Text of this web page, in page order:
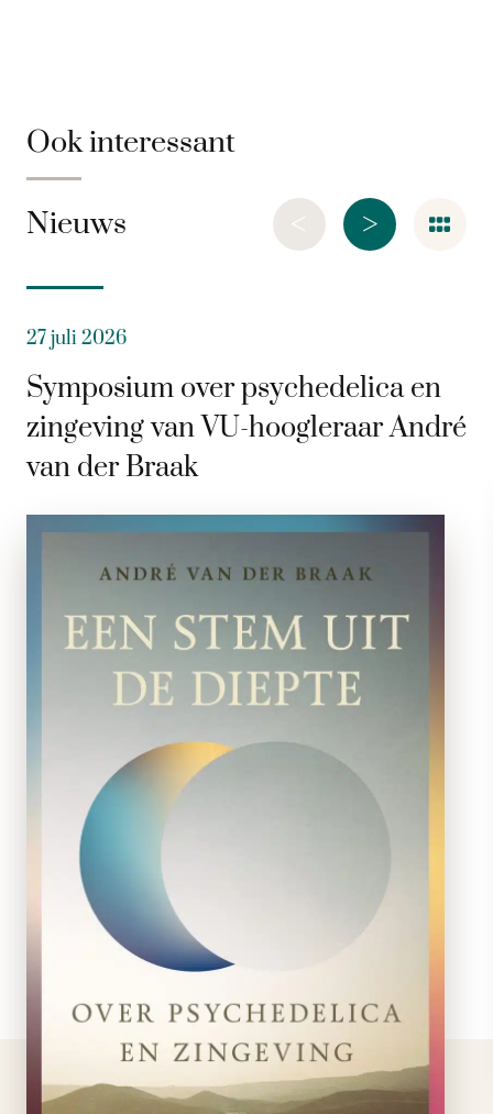
Ook interessant
Nieuws >
<
27 juli 2026
Symposium over psychedelica en
zingeving van VU-hoogleraar André
van der Braak